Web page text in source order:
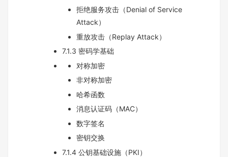
拒绝服务攻击（Denial of Service
Attack）
重放攻击（Replay Attack）
7.1.3 密码学基础
对称加密
非对称加密
哈希函数
消息认证码（MAC）
数字签名
密钥交换
7.1.4 公钥基础设施（PKI）